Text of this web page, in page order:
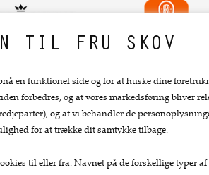
TIL FRU SKOV
en funktionel side og for at huske dine
forbedres, og at vores markedsføring bliver
og at vi behandler de
for at trække dit samtykke tilbage.
til eller fra. Navnet på de forskellige typer
Top kategorier